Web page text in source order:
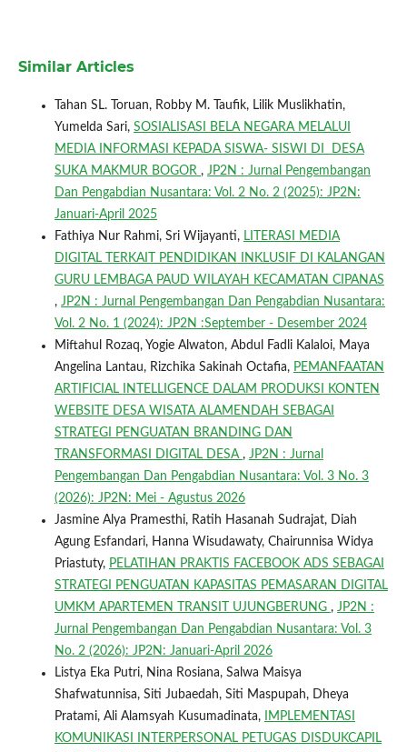
Similar Articles
Tahan SL. Toruan, Robby M. Taufik, Lilik Muslikhatin,
Yumelda Sari, SOSIALISASI BELA NEGARA MELALUI
MEDIA INFORMASI KEPADA SISWA- SISWI DI DESA
SUKA MAKMUR BOGOR , JP2N : Jurnal Pengembangan
Dan Pengabdian Nusantara: Vol. 2 No. 2 (2025): JP2N:
Januari-April 2025
Fathiya Nur Rahmi, Sri Wijayanti, LITERASI MEDIA
DIGITAL TERKAIT PENDIDIKAN INKLUSIF DI KALANGAN
GURU LEMBAGA PAUD WILAYAH KECAMATAN CIPANAS
, JP2N : Jurnal Pengembangan Dan Pengabdian Nusantara:
Vol. 2 No. 1 (2024): JP2N :September - Desember 2024
Miftahul Rozaq, Yogie Alwaton, Abdul Fadli Kalaloi, Maya
Angelina Lantau, Rizchika Sakinah Octafia, PEMANFAATAN
ARTIFICIAL INTELLIGENCE DALAM PRODUKSI KONTEN
WEBSITE DESA WISATA ALAMENDAH SEBAGAI
STRATEGI PENGUATAN BRANDING DAN
TRANSFORMASI DIGITAL DESA , JP2N : Jurnal
Pengembangan Dan Pengabdian Nusantara: Vol. 3 No. 3
(2026): JP2N: Mei - Agustus 2026
Jasmine Alya Pramesthi, Ratih Hasanah Sudrajat, Diah
Agung Esfandari, Hanna Wisudawaty, Chairunnisa Widya
Priastuty, PELATIHAN PRAKTIS FACEBOOK ADS SEBAGAI
STRATEGI PENGUATAN KAPASITAS PEMASARAN DIGITAL
UMKM APARTEMEN TRANSIT UJUNGBERUNG , JP2N :
Jurnal Pengembangan Dan Pengabdian Nusantara: Vol. 3
No. 2 (2026): JP2N: Januari-April 2026
Listya Eka Putri, Nina Rosiana, Salwa Maisya
Shafwatunnisa, Siti Jubaedah, Siti Maspupah, Dheya
Pratami, Ali Alamsyah Kusumadinata,
IMPLEMENTASI
KOMUNIKASI INTERPERSONAL PETUGAS DISDUKCAPIL